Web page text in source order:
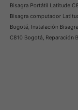
Bisagra Portátil Latitude
Bisagra computador
Bogotá, Instalación
C810 Bogotá, Reparación